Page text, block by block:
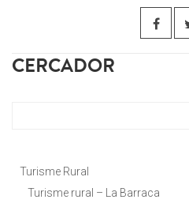
CERCADOR
Turisme Rural
Turisme rural – La Barraca